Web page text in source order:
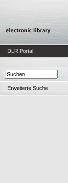
DLR Portal
Erweiterte Suche